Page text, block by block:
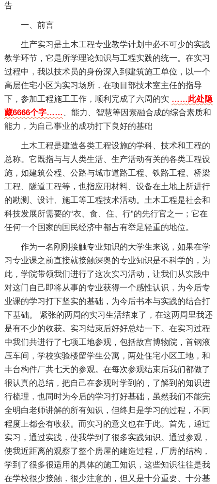
告
一、前言
生产实习是土木工程专业教学计划中必不可少的实践
教学环节，它是所学理论知识与工程实践的统一。在实习
过程中，我以技术员的身份深入到建筑施工单位，以一个
高层住宅小区为实习场所，在项目部技术室主任的指导
下，参加工程施工工作，顺利完成了六周的实 ……此处隐
藏6666个字…… 、能力、智慧等因素融合成的综合素质和
能力，为自己事业的成功打下良好的基础
土木工程是建造各类工程设施的学科、技术和工程的
总称。它既指与与人类生活、生产活动有关的各类工程设
施，如建筑公程、公路与城市道路工程、铁路工程、桥梁
工程、隧道工程等，也指应用材料、设备在土地上所进行
的勘测、设计、施工等工程技术活动。土木工程是社会和
科技发展所需要的“衣、食、住、行”的先行官之一；它在
任何一个国家的国民经济中都占有举足轻重的地位。
作为一名刚刚接触专业知识的大学生来说，如果在学
习专业课之前直接就接触深奥的专业知识是不科学的，为
此，学院带领我们进行了这次实习活动，让我们从实践中
对这门自己即将从事的专业获得一个感性认识，为今后专
业课的学习打下坚实的基础，为今后书本与实践的结合打
下基础。 紧张的两周的实习生活结束了，在这两周里我还
是有不少的收获。实习结束后好好总结一下。在实习过程
中我们共进行了七项工地参观，包括故宫博物院，首钢液
压车间，学校实验楼留学生公寓，两处住宅小区工地，和
丰台构件厂共七天的参观。在每次参观结束后我们都做了
很认真的总结，把自己在参观时学到的，了解到的知识进
行梳理，也同时为今后的学习打好基础，虽然我们不能完
全明白老师讲解的所有知识，但终归是学习的过程，不同
程度上都会有收获。而实习的意义也在于此。首先，通过
实习，通过实践，使我学到了很多实践知识。通过参观，
使我近距离的观察了整个房屋的建造过程，厂房的结构，
学到了很多很适用的具体的施工知识，这些知识往往是我
在学校很少接触，很少注意的，但又是十分重要、十分基